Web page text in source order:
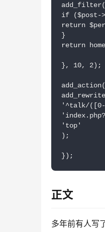
if ($post-
return
}
return
}, 10, 2);
'^talk/
'top'
);
});
正文
多年前有人写